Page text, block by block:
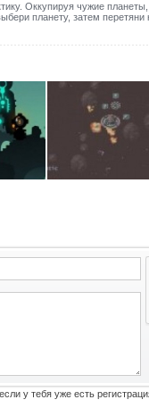
Оккупируя чужие
планету, затем
у тебя уже есть